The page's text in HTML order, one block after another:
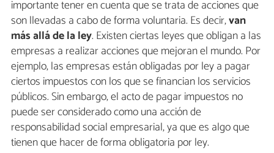
importante tener en cuenta que se trata de acciones que
son llevadas a cabo de forma voluntaria. Es decir,van
más allá de la ley. Existen ciertas leyes que obligan a las
empresas a realizar acciones que mejoran el mundo. Por
ejemplo, las empresas están obligadas por ley a pagar
ciertos impuestos con los que se financian los servicios
públicos. Sin embargo, el acto de pagar impuestos no
puede ser considerado como una acción de
responsabilidad social empresarial, ya que es algo que
tienen que hacer de forma obligatoria por ley.